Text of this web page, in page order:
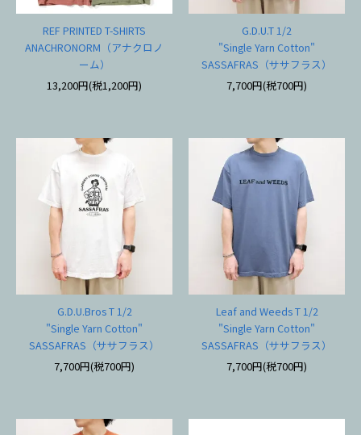
REF PRINTED T-SHIRTS
ANACHRONORM（アナクロノ
ーム）
13,200円(税1,200円)
G.D.U.T 1/2
"Single Yarn Cotton"
SASSAFRAS（ササフラス）
7,700円(税700円)
G.D.U.Bros T 1/2
"Single Yarn Cotton"
SASSAFRAS（ササフラス）
7,700円(税700円)
Leaf and Weeds T 1/2
"Single Yarn Cotton"
SASSAFRAS（ササフラス）
7,700円(税700円)